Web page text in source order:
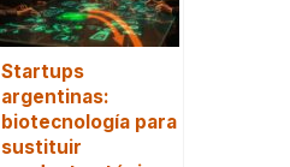
Startups
argentinas:
biotecnología para
sustituir